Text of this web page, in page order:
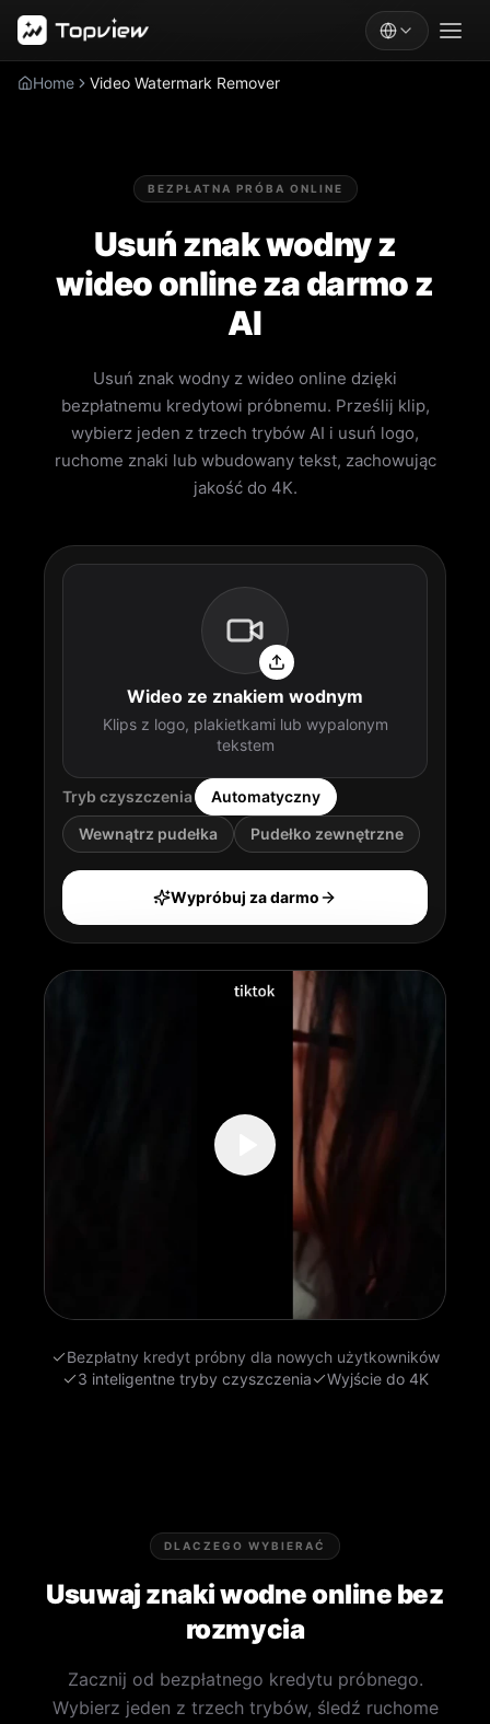
Home Video Watermark Remover
BEZPŁATNA PRÓBA ONLINE
Usuń znak wodny z
wideo online za darmo z
AI
Usuń znak wodny z wideo online dzięki
bezpłatnemu kredytowi próbnemu. Prześlij klip,
wybierz jeden z trzech trybów AI i usuń logo,
ruchome znaki lub wbudowany tekst, zachowując
jakość do 4K.
Wideo ze znakiem wodnym
Klips z logo, plakietkami lub wypalonym
tekstem
Tryb czyszczenia
Automatyczny
Wewnątrz pudełka
Pudełko zewnętrzne
Wypróbuj za darmo
Bezpłatny kredyt próbny dla nowych użytkowników
3 inteligentne tryby czyszczenia
Wyjście do 4K
DLACZEGO WYBIERAĆ
Usuwaj znaki wodne online bez
rozmycia
Zacznij od bezpłatnego kredytu próbnego.
Wybierz jeden z trzech trybów, śledź ruchome